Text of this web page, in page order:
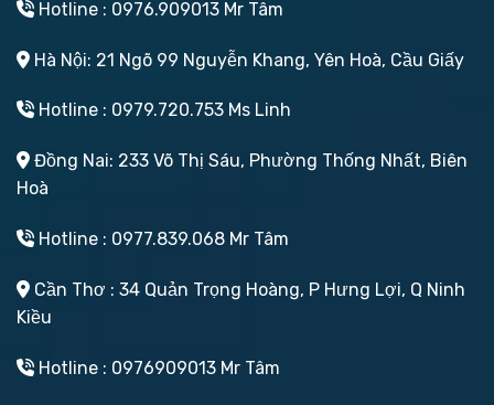
Hotline : 0976.909013 Mr Tâm
Hà Nội: 21 Ngõ 99 Nguyễn Khang, Yên Hoà, Cầu Giấy
Hotline : 0979.720.753 Ms Linh
Đồng Nai: 233 Võ Thị Sáu, Phường Thống Nhất, Biên
Hoà
Hotline : 0977.839.068 Mr Tâm
Cần Thơ : 34 Quản Trọng Hoàng, P Hưng Lợi, Q Ninh
Kiều
Hotline : 0976909013 Mr Tâm